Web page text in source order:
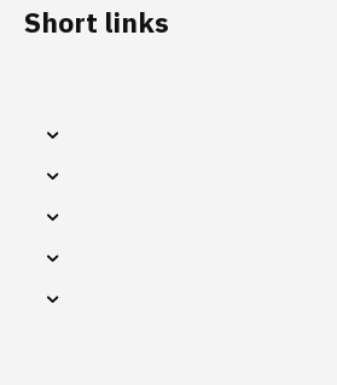
Short links